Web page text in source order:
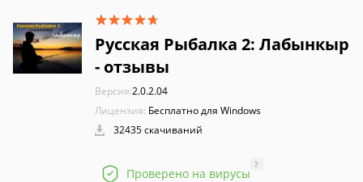
Русская Рыбалка 2: Лабынкыр
- отзывы
Версия:2.0.2.04
Лицензия: Бесплатно для Windows
32435 скачиваний
Проверено на вирусы
?